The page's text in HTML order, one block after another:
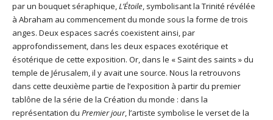
par un bouquet séraphique,L’Étoile, symbolisant la Trinité révélée
à Abraham au commencement du monde sous la forme de trois
anges. Deux espaces sacrés coexistent ainsi, par
approfondissement, dans les deux espaces exotérique et
ésotérique de cette exposition. Or, dans le « Saint des saints » du
temple de Jérusalem, il y avait une source. Nous la retrouvons
dans cette deuxième partie de l’exposition à partir du premier
tablône de la série de la Création du monde : dans la
représentation du Premier jour, l’artiste symbolise le verset de la